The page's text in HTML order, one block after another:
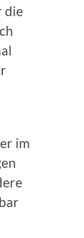
die
im